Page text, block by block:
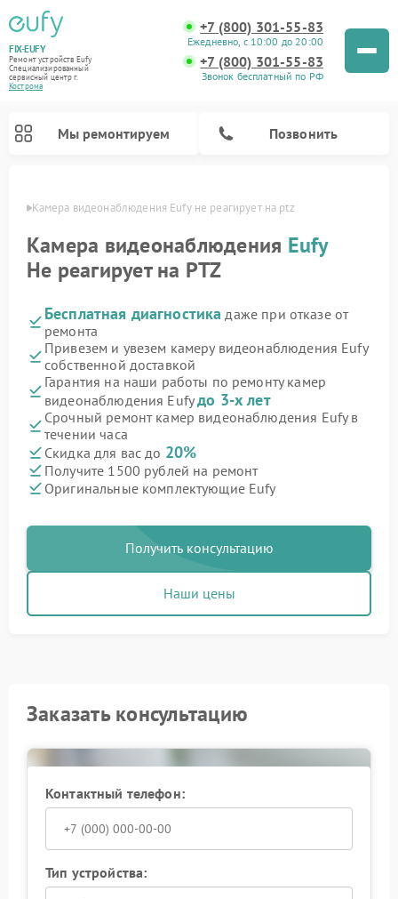
FIX-EUFY
Ремонт устройств Eufy
Специализированный
cервисный центр г.
Кострома
+7 (800) 301-55-83
Ежедневно, с 10:00 до 20:00
+7 (800) 301-55-83
Звонок бесплатный по РФ
Мы ремонтируем Позвонить
Камера видеонаблюдения Eufy не реагирует на ptz
Камера видеонаблюдения Eufy
Не реагирует на PTZ
Бесплатная диагностика даже при отказе от
ремонта
Привезем и увезем камеру видеонаблюдения Eufy
собственной доставкой
Гарантия на наши работы по ремонту камер
видеонаблюдения Eufyдо 3-х лет
Срочный ремонт камер видеонаблюдения Eufy в
течении часа
Скидка для вас до 20%
Получите 1500 рублей на ремонт
Оригинальные комплектующие Eufy
Получить консультацию
Наши цены
Заказать консультацию
Контактный телефон:
Тип устройства: